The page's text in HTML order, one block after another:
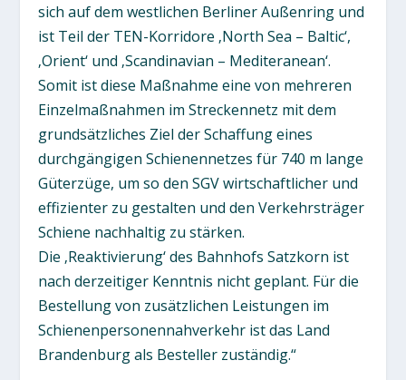
sich auf dem westlichen Berliner Außenring und
ist Teil der TEN-Korridore ‚North Sea – Baltic‘,
‚Orient‘ und ‚Scandinavian – Mediteranean‘.
Somit ist diese Maßnahme eine von mehreren
Einzelmaßnahmen im Streckennetz mit dem
grundsätzliches Ziel der Schaffung eines
durchgängigen Schienennetzes für 740 m lange
Güterzüge, um so den SGV wirtschaftlicher und
effizienter zu gestalten und den Verkehrsträger
Schiene nachhaltig zu stärken.
Die ‚Reaktivierung‘ des Bahnhofs Satzkorn ist
nach derzeitiger Kenntnis nicht geplant. Für die
Bestellung von zusätzlichen Leistungen im
Schienenpersonennahverkehr ist das Land
Brandenburg als Besteller zuständig.“